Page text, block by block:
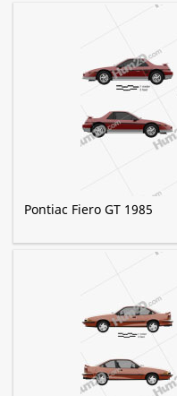
Pontiac Fiero GT 1985